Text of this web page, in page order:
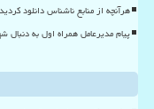
هرآنچه از منابع ناشناس دانلود
پیام مدیرعامل همراه اول به دنبال